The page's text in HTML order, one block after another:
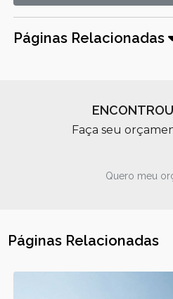
Páginas Relacionadas
Faça seu
Quero meu
Páginas Relacionadas